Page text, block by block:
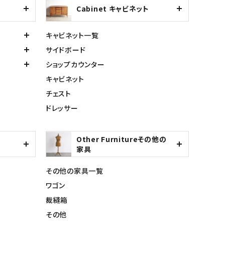
Cabinet キャビネット
キャビネット一覧
サイドボード
ショップカウンター
キャビネット
チェスト
ドレッサー
Other Furnitureその他の
家具
その他の家具一覧
ワゴン
裁縫箱
その他